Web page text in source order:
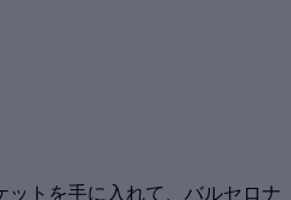
トを手に入れて、バルセロナ